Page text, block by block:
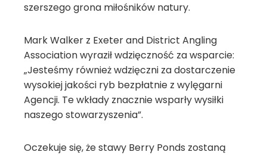
szerszego grona miłośników natury.
Mark Walker z Exeter and District Angling
Association wyraził wdzięczność za wsparcie:
„Jesteśmy również wdzięczni za dostarczenie
wysokiej jakości ryb bezpłatnie z wylęgarni
Agencji. Te wkłady znacznie wsparły wysiłki
naszego stowarzyszenia”.
Oczekuje się, że stawy Berry Ponds zostaną